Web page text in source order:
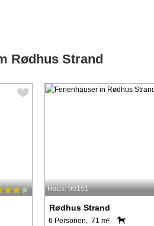
Rødhus Strand
Haus: 90151
Rødhus Strand
6 Personen, 71 m²